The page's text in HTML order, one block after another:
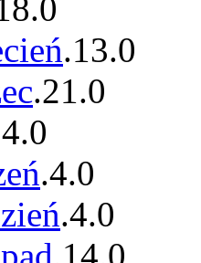
.0
.13.0
.21.0
4.0
.4.0
.4.0